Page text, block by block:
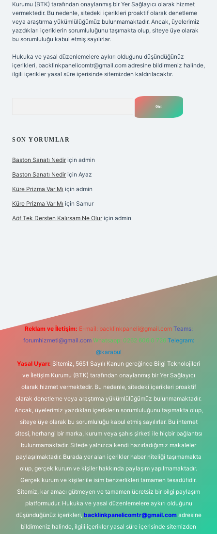
Kurumu (BTK) tarafından onaylanmış bir Yer Sağlayıcı olarak hizmet
vermektedir. Bu nedenle, sitedeki içerikleri proaktif olarak denetleme
veya araştırma yükümlülüğümüz bulunmamaktadır. Ancak, üyelerimiz
yazdıkları içeriklerin sorumluluğunu taşımakta olup, siteye üye olarak
bu sorumluluğu kabul etmiş sayılırlar.
Hukuka ve yasal düzenlemelere aykırı olduğunu düşündüğünüz
içerikleri, backlinkpanelicomtr@gmail.com adresine bildirmeniz halinde,
ilgili içerikler yasal süre içerisinde sitemizden kaldırılacaktır.
SON YORUMLAR
Baston Sanatı Nedir için admin
Baston Sanatı Nedir için Ayaz
Küre Prizma Var Mı için admin
Küre Prizma Var Mı için Samur
Aöf Tek Dersten Kalırsam Ne Olur için admin
Reklam ve İletişim: E-mail: backlinkpaneli@gmail.com Teams:
forumhizmeti@gmail.com Whatsapp: 0262 606 0 726 Telegram:
@karabul
Yasal Uyarı: Sitemiz, 5651 Sayılı Kanun gereğince Bilgi Teknolojileri
ve İletişim Kurumu (BTK) tarafından onaylanmış bir Yer Sağlayıcı
olarak hizmet vermektedir. Bu nedenle, sitedeki içerikleri proaktif
olarak denetleme veya araştırma yükümlülüğümüz bulunmamaktadır.
Ancak, üyelerimiz yazdıkları içeriklerin sorumluluğunu taşımakta olup,
siteye üye olarak bu sorumluluğu kabul etmiş sayılırlar. Bu internet
sitesi, herhangi bir marka, kurum veya şahıs şirketi ile hiçbir bağlantısı
bulunmamaktadır. Sitede yalnızca kendi hazırladığımız makaleler
paylaşılmaktadır. Burada yer alan içerikler haber niteliği taşımamakta
olup, gerçek kurum ve kişiler hakkında paylaşım yapılmamaktadır.
Gerçek kurum ve kişiler ile isim benzerlikleri tamamen tesadüfidir.
Sitemiz, kar amacı gütmeyen ve tamamen ücretsiz bir bilgi paylaşım
platformudur. Hukuka ve yasal düzenlemelere aykırı olduğunu
düşündüğünüz içerikleri, backlinkpanelicomtr@gmail.comadresine
bildirmeniz halinde, ilgili içerikler yasal süre içerisinde sitemizden